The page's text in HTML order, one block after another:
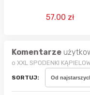
wielokolorowy, rozm.
57.00 zł
Komentarze
o XXL SPODENKI
SORTUJ: Od